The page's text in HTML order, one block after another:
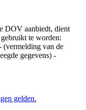
DOV aanbiedt, dient
te worden:
(vermelding van de
gegevens) -
gelden.